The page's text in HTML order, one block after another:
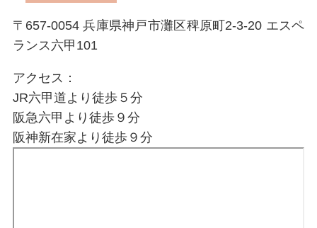
〒657-0054 兵庫県神戸市灘区稗原町2-3-20 エスペ
ランス六甲101
アクセス：
JR六甲道より徒歩５分
阪急六甲より徒歩９分
阪神新在家より徒歩９分